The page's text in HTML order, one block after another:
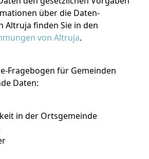
über die Daten-
Altruja finden Sie in den
von Altruja.
Fragebogen für Gemeinden
Daten:
in der Ortsgemeinde